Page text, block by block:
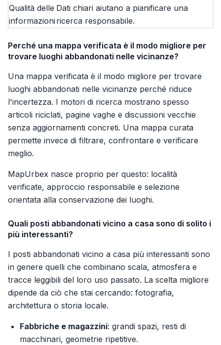
Qualità delle
informazioni
Dati chiari aiutano a pianificare una
ricerca responsabile.
Perché una mappa verificata è il modo migliore per
trovare luoghi abbandonati nelle vicinanze?
Una mappa verificata è il modo migliore per trovare
luoghi abbandonati nelle vicinanze perché riduce
l'incertezza. I motori di ricerca mostrano spesso
articoli riciclati, pagine vaghe e discussioni vecchie
senza aggiornamenti concreti. Una mappa curata
permette invece di filtrare, confrontare e verificare
meglio.
MapUrbex nasce proprio per questo: località
verificate, approccio responsabile e selezione
orientata alla conservazione dei luoghi.
Quali posti abbandonati vicino a casa sono di solito i
più interessanti?
I posti abbandonati vicino a casa più interessanti sono
in genere quelli che combinano scala, atmosfera e
tracce leggibili del loro uso passato. La scelta migliore
dipende da ciò che stai cercando: fotografia,
architettura o storia locale.
Fabbriche e magazzini: grandi spazi, resti di
macchinari, geometrie ripetitive.